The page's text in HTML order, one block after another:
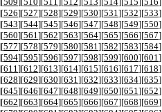
526][527][528][529][530][531 ][532][533]
543][544][545][546][547][548][549][550]
560][561 ][562][563][564][565][566][567]
577][578][579][580][581 ][582][583][584]
594][595][596][597][598][599][600][601 ]
611 ][612][613][614][615][616][617][618]
628][629][630][631 ][632][633][634][635]
645][646][647][648][649][650][651 ][652]
662][663][664][665][666][667][668][669]